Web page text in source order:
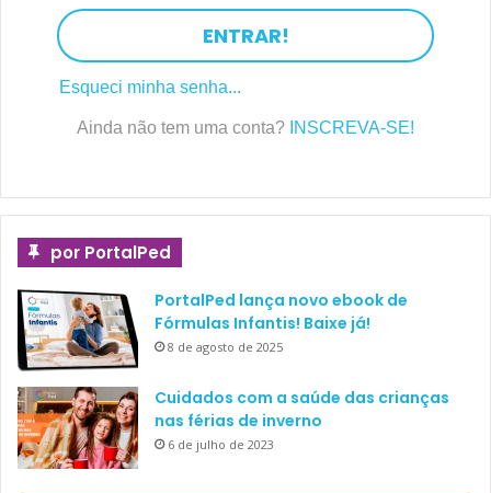
ENTRAR!
Esqueci minha senha...
Ainda não tem uma conta? INSCREVA-SE!
por PortalPed
PortalPed lança novo ebook de
Fórmulas Infantis! Baixe já!
8 de agosto de 2025
Cuidados com a saúde das crianças
nas férias de inverno
6 de julho de 2023